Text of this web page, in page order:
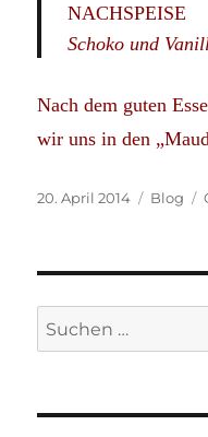
NACHSPEISE
Schoko und
Nach dem guten
wir uns in den
Veröffentlicht
20. April 2014 Blog
Suchen
nach: